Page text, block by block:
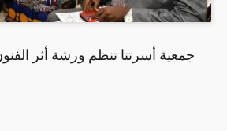
جمعية أسرتنا تنظم ورشة أثر